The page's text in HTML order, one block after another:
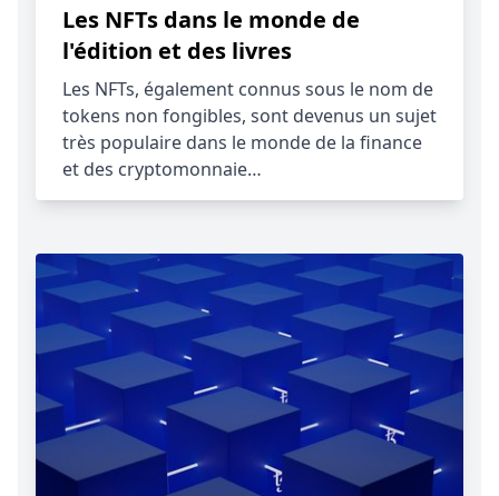
Les NFTs dans le monde de
l'édition et des livres
Les NFTs, également connus sous le nom de
tokens non fongibles, sont devenus un sujet
très populaire dans le monde de la finance
et des cryptomonnaie…